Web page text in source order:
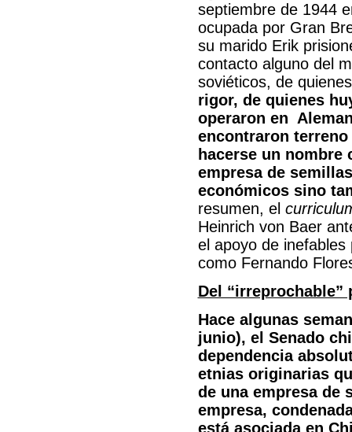
septiembre de 1944
ocupada por Gran
su marido Erik
contacto alguno del
soviéticos, de
rigor, de quienes
operaron en
encontraron
hacerse un nombre
empresa de
económicos sino
resumen, el
Heinrich von Baer
el apoyo de inefables
como Fernando
Del “irreprochable”
Hace algunas
junio), el Senado
dependencia
etnias originarias
de una empresa de
empresa,
está asociada en